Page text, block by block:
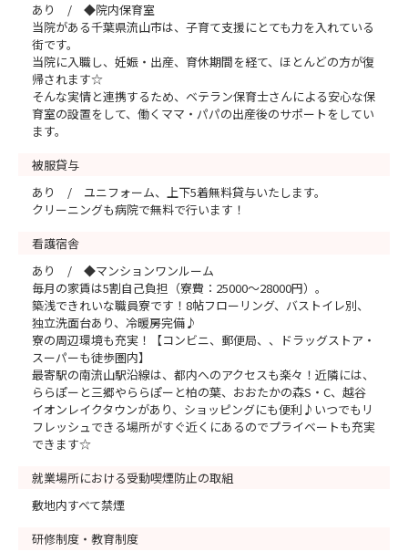
あり / ◆院内保育室
当院がある千葉県流山市は、子育て支援にとても力を入れている
街です。
当院に入職し、妊娠・出産、育休期間を経て、ほとんどの方が復
帰されます☆
そんな実情と連携するため、ベテラン保育士さんによる安心な保
育室の設置をして、働くママ・パパの出産後のサポートをしてい
ます。
被服貸与
あり / ユニフォーム、上下5着無料貸与いたします。
クリーニングも病院で無料で行います！
看護宿舎
あり / ◆マンションワンルーム
毎月の家賃は5割自己負担（寮費：25000～28000円）。
築浅できれいな職員寮です！8帖フローリング、バストイレ別、
独立洗面台あり、冷暖房完備♪
寮の周辺環境も充実！【コンビニ、郵便局、、ドラッグストア・
スーパーも徒歩圏内】
最寄駅の南流山駅沿線は、都内へのアクセスも楽々！近隣には、
ららぽーと三郷やららぽーと柏の葉、おおたかの森S・C、越谷
イオンレイクタウンがあり、ショッピングにも便利♪いつでもリ
フレッシュできる場所がすぐ近くにあるのでプライベートも充実
できます☆
就業場所における受動喫煙防止の取組
敷地内すべて禁煙
研修制度・教育制度